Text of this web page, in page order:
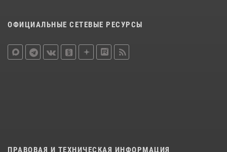
ОФИЦИАЛЬНЫЕ СЕТЕВЫЕ РЕСУРСЫ
ПРАВОВАЯ И ТЕХНИЧЕСКАЯ ИНФОРМАЦИЯ